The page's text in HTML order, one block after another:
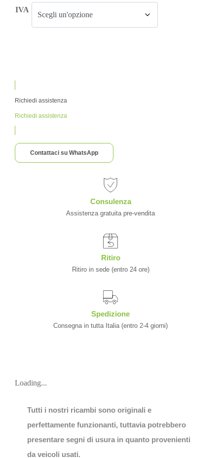
IVA
Richiedi assistenza
Richiedi assistenza
Contattaci su WhatsApp
Consulenza
Assistenza gratuita pre-vendita
Ritiro
Ritiro in sede (entro 24 ore)
Spedizione
Consegna in tutta Italia (entro 2-4 giorni)
Loading...
Tutti i nostri ricambi sono originali e
perfettamente funzionanti, tuttavia potrebbero
presentare segni di usura in quanto provenienti
da veicoli usati.